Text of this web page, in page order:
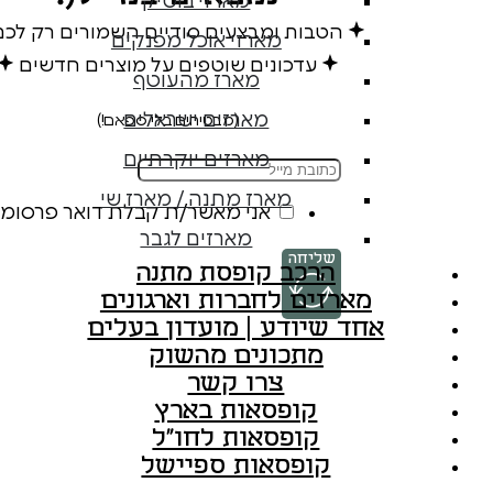
מארזי אוכל מפנקים
מארז מהעוטף
מארזים ישראלים
מארזים יוקרתיים
מארז מתנה / מארז שי
מארזים לגבר
הרכב קופסת מתנה
מארזים לחברות וארגונים
אחד שיודע | מועדון בעלים
מתכונים מהשוק
צרו קשר
קופסאות בארץ
קופסאות לחו"ל
קופסאות ספיישל
הטבות ומבצעים סודיים השמורים רק
עדכונים שוטפים על מוצרים חדשים
(מבטיחים בלי ספאם!)
אני מאשר/ת קבלת דואר
שליחה